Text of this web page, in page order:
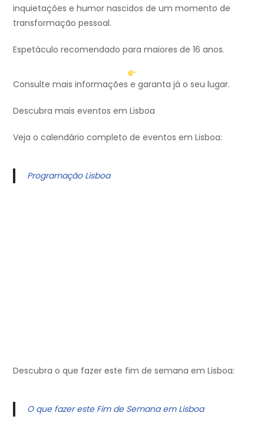
inquietações e humor nascidos de um momento de
transformação pessoal.
Espetáculo recomendado para maiores de 16 anos.
Consulte mais informações e garanta já o seu lugar.
Descubra mais eventos em Lisboa
Veja o calendário completo de eventos em Lisboa:
Programação Lisboa
Descubra o que fazer este fim de semana em Lisboa:
O que fazer este Fim de Semana em Lisboa